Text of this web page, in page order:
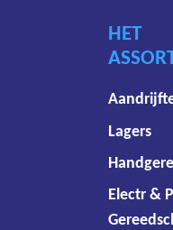
HET
Lagers
Electr &